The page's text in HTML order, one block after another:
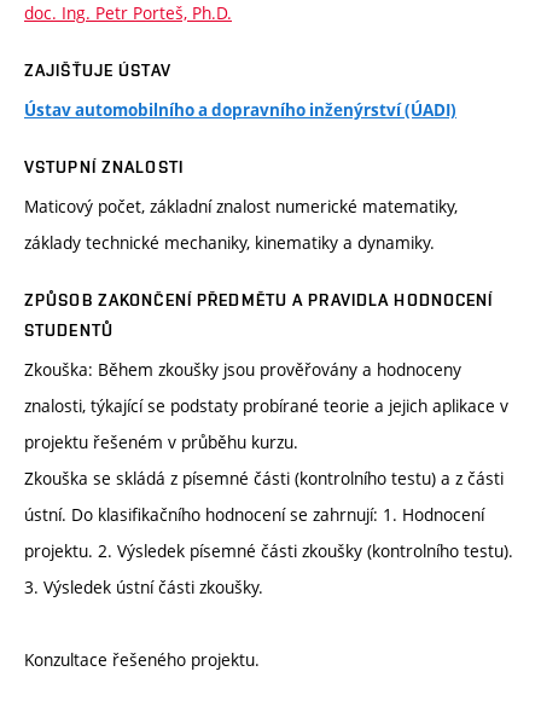
doc. Ing. Petr Porteš, Ph.D.
ZAJIŠŤUJE ÚSTAV
Ústav automobilního a dopravního inženýrství (ÚADI)
VSTUPNÍ ZNALOSTI
Maticový počet, základní znalost numerické matematiky,
základy technické mechaniky, kinematiky a dynamiky.
ZPŮSOB ZAKONČENÍ PŘEDMĚTU A PRAVIDLA HODNOCENÍ
STUDENTŮ
Zkouška: Během zkoušky jsou prověřovány a hodnoceny
znalosti, týkající se podstaty probírané teorie a jejich aplikace v
projektu řešeném v průběhu kurzu.
Zkouška se skládá z písemné části (kontrolního testu) a z části
ústní. Do klasifikačního hodnocení se zahrnují: 1. Hodnocení
projektu. 2. Výsledek písemné části zkoušky (kontrolního testu).
3. Výsledek ústní části zkoušky.
Konzultace řešeného projektu.